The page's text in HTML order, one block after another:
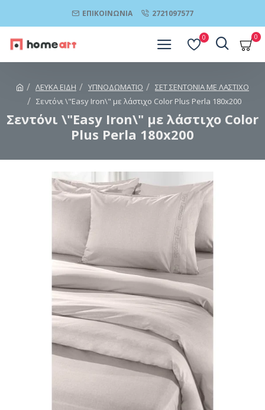
ΕΠΙΚΟΙΝΩΝΊΑ 2721097577
0 0
ΛΕΥΚΑ ΕΙΔΗ ΥΠΝΟΔΩΜΑΤΙΟ
ΣΕΤ ΣΕΝΤΟΝΙΑ ΜΕ ΛΑΣΤΙΧΟ
Σεντόνι \"Easy Iron\" με λάστιχο Color Plus Perla 180x200
Σεντόνι \"Easy Iron\" με λάστιχο Color
Plus Perla 180x200